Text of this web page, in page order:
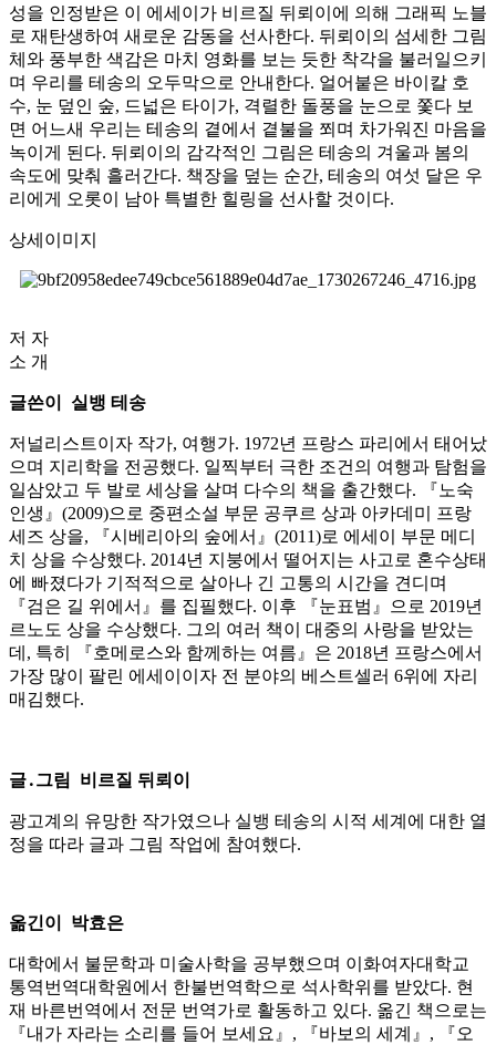
성을 인정받은 이 에세이가 비르질 뒤뢰이에 의해 그래픽 노블
로 재탄생하여 새로운 감동을 선사한다. 뒤뢰이의 섬세한 그림
체와 풍부한 색감은 마치 영화를 보는 듯한 착각을 불러일으키
며 우리를 테송의 오두막으로 안내한다. 얼어붙은 바이칼 호
수, 눈 덮인 숲, 드넓은 타이가, 격렬한 돌풍을 눈으로 쫓다 보
면 어느새 우리는 테송의 곁에서 곁불을 쬐며 차가워진 마음을
녹이게 된다. 뒤뢰이의 감각적인 그림은 테송의 겨울과 봄의
속도에 맞춰 흘러간다. 책장을 덮는 순간, 테송의 여섯 달은 우
리에게 오롯이 남아 특별한 힐링을 선사할 것이다.
상세이미지
저 자
소 개
글쓴이 실뱅 테송
저널리스트이자 작가, 여행가. 1972년 프랑스 파리에서 태어났
으며 지리학을 전공했다. 일찍부터 극한 조건의 여행과 탐험을
일삼았고 두 발로 세상을 살며 다수의 책을 출간했다. 『노숙
인생』(2009)으로 중편소설 부문 공쿠르 상과 아카데미 프랑
세즈 상을, 『시베리아의 숲에서』(2011)로 에세이 부문 메디
치 상을 수상했다. 2014년 지붕에서 떨어지는 사고로 혼수상태
에 빠졌다가 기적적으로 살아나 긴 고통의 시간을 견디며
『검은 길 위에서』를 집필했다. 이후 『눈표범』으로 2019년
르노도 상을 수상했다. 그의 여러 책이 대중의 사랑을 받았는
데, 특히 『호메로스와 함께하는 여름』은 2018년 프랑스에서
가장 많이 팔린 에세이이자 전 분야의 베스트셀러 6위에 자리
매김했다.
글․그림 비르질 뒤뢰이
광고계의 유망한 작가였으나 실뱅 테송의 시적 세계에 대한 열
정을 따라 글과 그림 작업에 참여했다.
옮긴이 박효은
대학에서 불문학과 미술사학을 공부했으며 이화여자대학교
통역번역대학원에서 한불번역학으로 석사학위를 받았다. 현
재 바른번역에서 전문 번역가로 활동하고 있다. 옮긴 책으로는
『내가 자라는 소리를 들어 보세요』, 『바보의 세계』, 『오